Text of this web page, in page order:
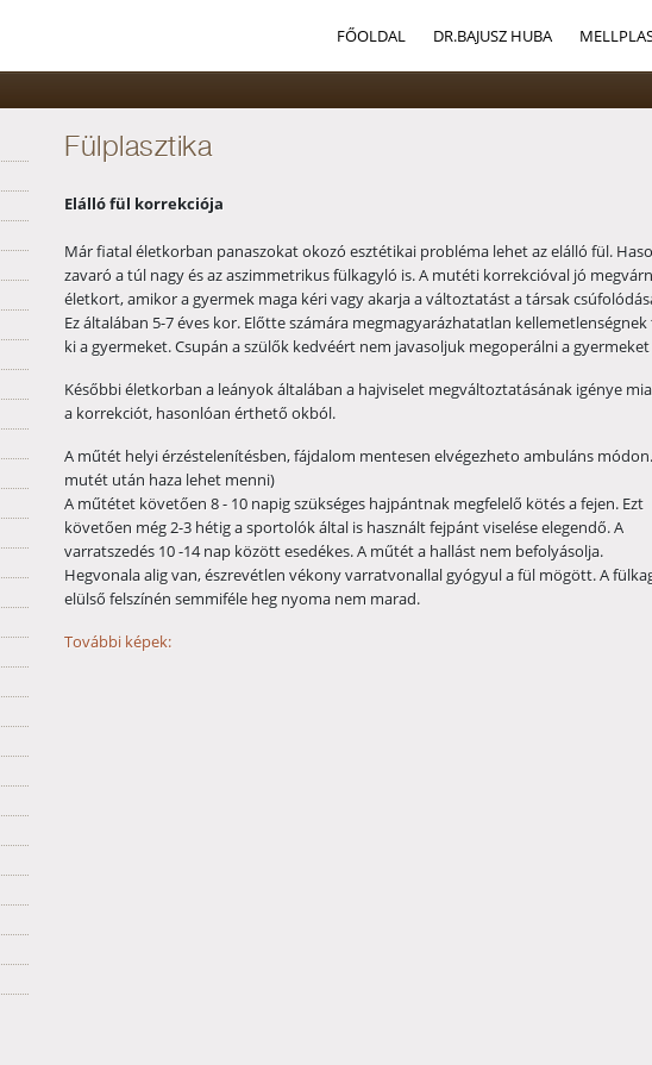
FŐOLDAL DR.BAJUSZ HUBA
Fülplasztika
Elálló fül korrekciója
Már fiatal életkorban panaszokat okozó esztétikai probléma lehet az elálló fül.
zavaró a túl nagy és az aszimmetrikus fülkagyló is. A mutéti korrekcióval jó
életkort, amikor a gyermek maga kéri vagy akarja a változtatást a társak
Ez általában 5-7 éves kor. Előtte számára megmagyarázhatatlan kellemetlenségnek
ki a gyermeket. Csupán a szülők kedvéért nem javasoljuk megoperálni a gyermeket
Későbbi életkorban a leányok általában a hajviselet megváltoztatásának igénye
a korrekciót, hasonlóan érthető okból.
A műtét helyi érzéstelenítésben, fájdalom mentesen elvégezheto ambuláns
mutét után haza lehet menni)
A műtétet követően 8 - 10 napig szükséges hajpántnak megfelelő kötés a fejen. Ezt
követően még 2-3 hétig a sportolók által is használt fejpánt viselése elegendő. A
varratszedés 10 -14 nap között esedékes. A műtét a hallást nem befolyásolja.
Hegvonala alig van, észrevétlen vékony varratvonallal gyógyul a fül mögött. A
elülső felszínén semmiféle heg nyoma nem marad.
További képek: